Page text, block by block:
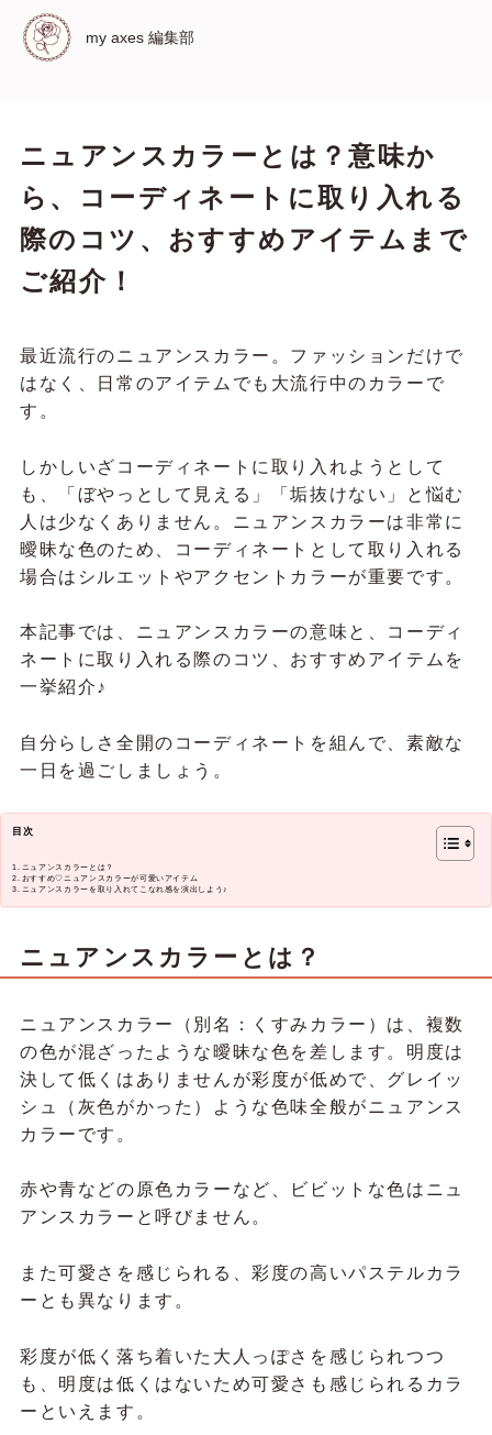
my axes 編集部
ニュアンスカラーとは？意味か
ら、コーディネートに取り入れる
際のコツ、おすすめアイテムまで
ご紹介！
最近流行のニュアンスカラー。ファッションだけで
はなく、日常のアイテムでも大流行中のカラーで
す。
しかしいざコーディネートに取り入れようとして
も、「ぼやっとして見える」「垢抜けない」と悩む
人は少なくありません。ニュアンスカラーは非常に
曖昧な色のため、コーディネートとして取り入れる
場合はシルエットやアクセントカラーが重要です。
本記事では、ニュアンスカラーの意味と、コーディ
ネートに取り入れる際のコツ、おすすめアイテムを
一挙紹介♪
自分らしさ全開のコーディネートを組んで、素敵な
一日を過ごしましょう。
目次
ニュアンスカラーとは？
おすすめ♡ニュアンスカラーが可愛いアイテム
ニュアンスカラーを取り入れてこなれ感を演出しよう♪
ニュアンスカラーとは？
ニュアンスカラー（別名：くすみカラー）は、複数
の色が混ざったような曖昧な色を差します。明度は
決して低くはありませんが彩度が低めで、グレイッ
シュ（灰色がかった）ような色味全般がニュアンス
カラーです。
赤や青などの原色カラーなど、ビビットな色はニュ
アンスカラーと呼びません。
また可愛さを感じられる、彩度の高いパステルカラ
ーとも異なります。
彩度が低く落ち着いた大人っぽさを感じられつつ
も、明度は低くはないため可愛さも感じられるカラ
ーといえます。